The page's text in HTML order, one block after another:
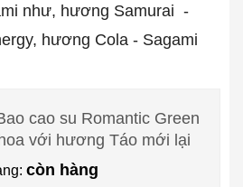
như, hương Samurai -
hương Cola - Sagami
cao su Romantic Green
với hương Táo mới lại
còn hàng